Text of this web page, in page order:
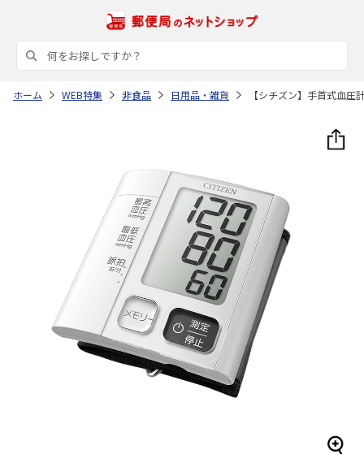
ホーム WEB特集 非食品 日用品・雑貨 【シチズン】手首式血